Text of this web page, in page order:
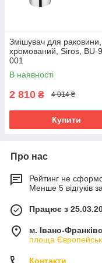
Змішувач для раковини,
хромований, Siros, BU-
001
В наявності
2 810 ₴ 4 014 ₴
Купити
Про нас
Рейтинг не
Менше 5 відгуків
Працює з
м. Івано-
площа
Контакти